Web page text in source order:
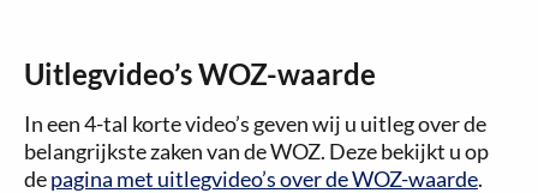
Uitlegvideo’s WOZ-waarde
In een 4-tal korte video’s geven wij u uitleg over de
belangrijkste zaken van de WOZ. Deze bekijkt u op
depagina met uitlegvideo’s over de WOZ-waarde.